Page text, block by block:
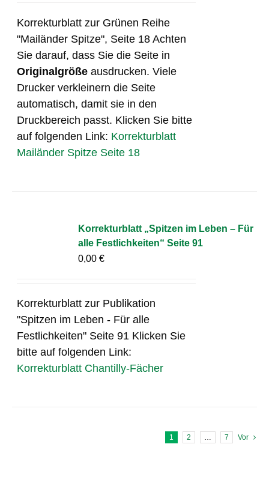
Korrekturblatt zur Grünen Reihe
"Mailänder Spitze", Seite 18 Achten
Sie darauf, dass Sie die Seite in
Originalgröße ausdrucken. Viele
Drucker verkleinern die Seite
automatisch, damit sie in den
Druckbereich passt. Klicken Sie bitte
auf folgenden Link: Korrekturblatt
Mailänder Spitze Seite 18
Korrekturblatt „Spitzen im Leben – Für
alle Festlichkeiten“ Seite 91
0,00€
Korrekturblatt zur Publikation
"Spitzen im Leben - Für alle
Festlichkeiten" Seite 91 Klicken Sie
bitte auf folgenden Link:
Korrekturblatt Chantilly-Fächer
1 2 7 Vor